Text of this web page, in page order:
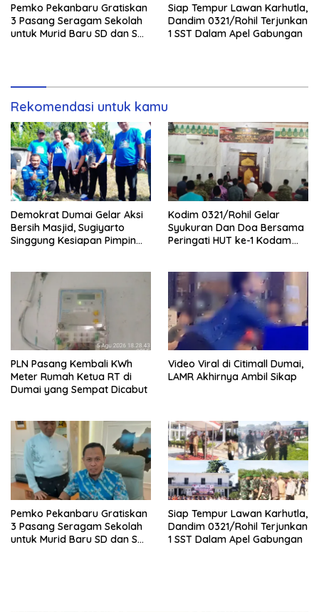
Pemko Pekanbaru Gratiskan
3 Pasang Seragam Sekolah
untuk Murid Baru SD dan SMP
Siap Tempur Lawan Karhutla,
Dandim 0321/Rohil Terjunkan
1 SST Dalam Apel Gabungan
Rekomendasi untuk kamu
Demokrat Dumai Gelar Aksi
Bersih Masjid, Sugiyarto
Singgung Kesiapan Pimpin
Kodim 0321/Rohil Gelar
Syukuran Dan Doa Bersama
Peringati HUT ke-1 Kodam
PLN Pasang Kembali KWh
Meter Rumah Ketua RT di
Dumai yang Sempat Dicabut
Video Viral di Citimall Dumai,
LAMR Akhirnya Ambil Sikap
Pemko Pekanbaru Gratiskan
3 Pasang Seragam Sekolah
untuk Murid Baru SD dan SMP
Siap Tempur Lawan Karhutla,
Dandim 0321/Rohil Terjunkan
1 SST Dalam Apel Gabungan